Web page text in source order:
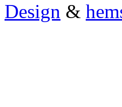
Design &